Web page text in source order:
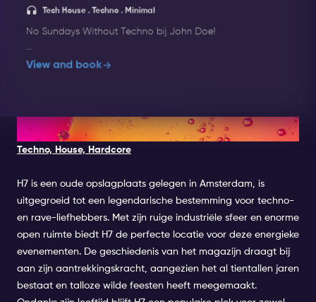
Tech House . Techno . Minimal
No Sundays Without Techno bij John Doe!
No Sundays Without Techno is het wekelijkse
technoliefhebbers.
John Doe is de plek waar muziek en licht
tilt John Doe de clubervaring naar een heel
nieuw niveau. Met de beste premium dranken,
cocktails en een uniek interieur biedt John Doe
nachten om nooit te vergeten en is het een
Muziek: Tech House, Techno, MinimalLine-
up: Amsterdam's Finest - John Doe
View and book
2. H7 WAREHOUSE
Techno, House, Hardcore
H7 is een oude opslagplaats gelegen in Amsterdam, is
uitgegroeid tot een legendarische bestemming voor techno-
en rave-liefhebbers. Met zijn ruige industriële sfeer en enorme
open ruimte biedt H7 de perfecte locatie voor deze energieke
evenementen. De geschiedenis van het magazijn draagt bij
aan zijn aantrekkingskracht, aangezien het al tientallen jaren
bestaat en talloze wilde feesten heeft meegemaakt.